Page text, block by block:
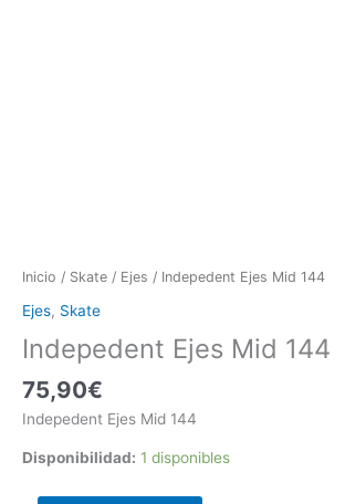
Inicio / Skate / Ejes / Indepedent Ejes Mid 144
Ejes, Skate
Indepedent Ejes Mid 144
75,90€
Indepedent Ejes Mid 144
Disponibilidad: 1 disponibles